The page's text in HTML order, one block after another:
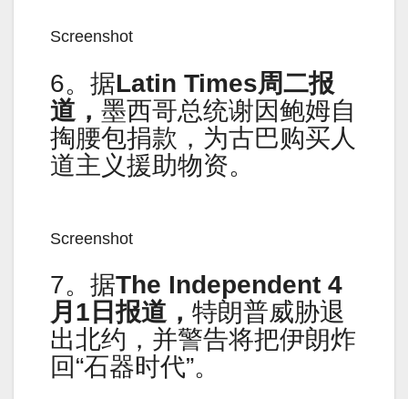
Screenshot
6。据Latin Times周二报
道， 墨西哥总统谢因鲍姆自
掏腰包捐款，为古巴购买人
道主义援助物资。
Screenshot
7。据The Independent 4
月1日报道， 特朗普威胁退
出北约，并警告将把伊朗炸
回“石器时代”。